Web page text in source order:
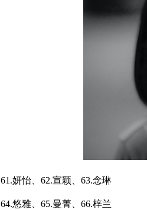
61.妍怡、62.宣颖、63.念琳
64.悠雅、65.曼菁、66.梓兰